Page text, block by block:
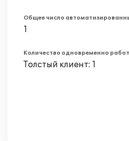
Общее число
1
Количество одновременно
Толстый клиент: 1